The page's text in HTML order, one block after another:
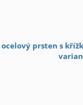
prsten s